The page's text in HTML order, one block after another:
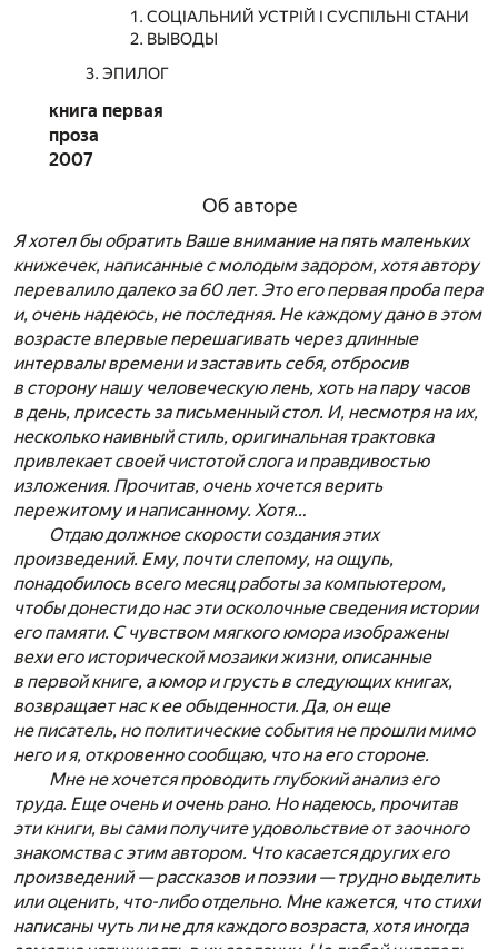
СОЦІАЛЬНИЙ УСТРІЙ І СУСПІЛЬНІ СТАНИ
ВЫВОДЫ
ЭПИЛОГ
книга первая
проза
2007
Об авторе
Я хотел бы обратить Ваше внимание на пять маленьких
книжечек, написанные с молодым задором, хотя автору
перевалило далеко за 60 лет. Это его первая проба пера
и, очень надеюсь, не последняя. Не каждому дано в этом
возрасте впервые перешагивать через длинные
интервалы времени и заставить себя, отбросив
в сторону нашу человеческую лень, хоть на пару часов
в день, присесть за письменный стол. И, несмотря на их,
несколько наивный стиль, оригинальная трактовка
привлекает своей чистотой слога и правдивостью
изложения. Прочитав, очень хочется верить
пережитому и написанному. Хотя…
Отдаю должное скорости создания этих
произведений. Ему, почти слепому, на ощупь,
понадобилось всего месяц работы за компьютером,
чтобы донести до нас эти осколочные сведения истории
его памяти. С чувством мягкого юмора изображены
вехи его исторической мозаики жизни, описанные
в первой книге, а юмор и грусть в следующих книгах,
возвращает нас к ее обыденности. Да, он еще
не писатель, но политические события не прошли мимо
него и я, откровенно сообщаю, что на его стороне.
Мне не хочется проводить глубокий анализ его
труда. Еще очень и очень рано. Но надеюсь, прочитав
эти книги, вы сами получите удовольствие от заочного
знакомства с этим автором. Что касается других его
произведений — рассказов и поэзии — трудно выделить
или оценить, что-либо отдельно. Мне кажется, что стихи
написаны чуть ли не для каждого возраста, хотя иногда